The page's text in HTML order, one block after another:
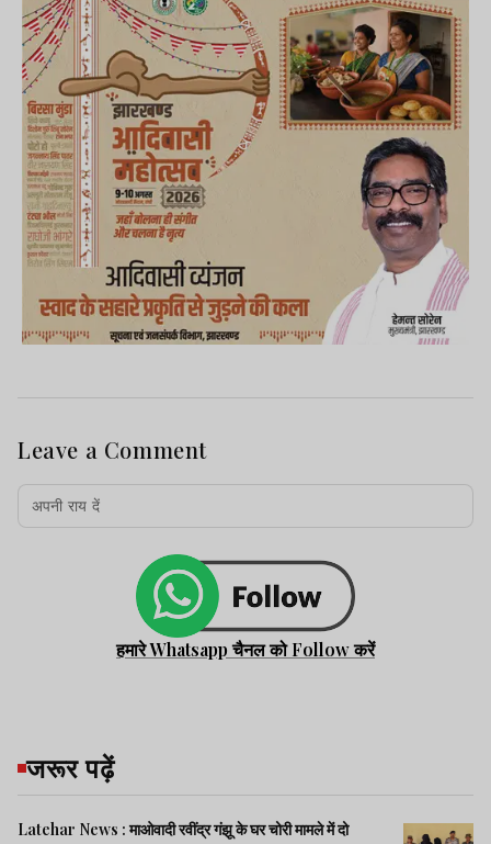
Leave a Comment
हमारे Whatsapp चैनल को Follow करें
जरूर पढ़ें
Latehar News : माओवादी रवींद्र गंझू के घर चोरी मामले में दो